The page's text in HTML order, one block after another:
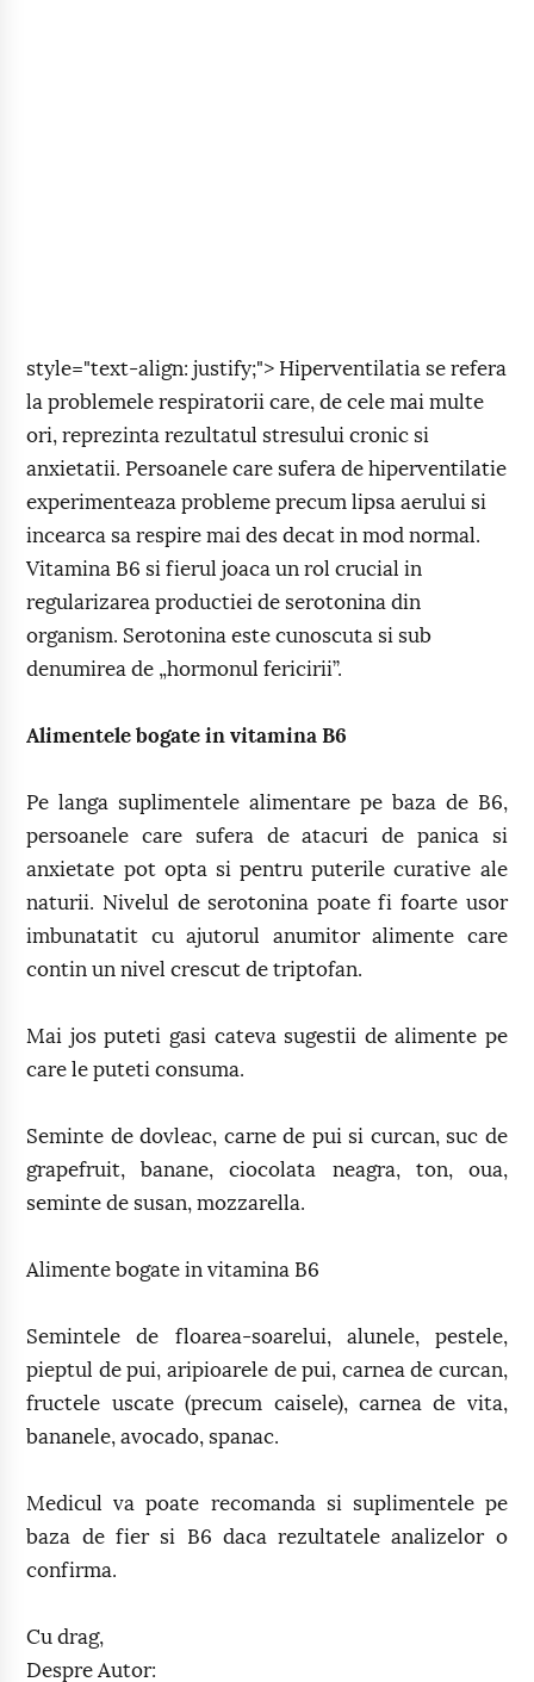
style="text-align: justify;"> Hiperventilatia se refera
la problemele respiratorii care, de cele mai multe
ori, reprezinta rezultatul stresului cronic si
anxietatii. Persoanele care sufera de hiperventilatie
experimenteaza probleme precum lipsa aerului si
incearca sa respire mai des decat in mod normal.
Vitamina B6 si fierul joaca un rol crucial in
regularizarea productiei de serotonina din
organism. Serotonina este cunoscuta si sub
denumirea de „hormonul fericirii”.
Alimentele bogate in vitamina B6
Pe langa suplimentele alimentare pe baza de B6,
persoanele care sufera de atacuri de panica si
anxietate pot opta si pentru puterile curative ale
naturii. Nivelul de serotonina poate fi foarte usor
imbunatatit cu ajutorul anumitor alimente care
contin un nivel crescut de triptofan.
Mai jos puteti gasi cateva sugestii de alimente pe
care le puteti consuma.
Seminte de dovleac, carne de pui si curcan, suc de
grapefruit, banane, ciocolata neagra, ton, oua,
seminte de susan, mozzarella.
Alimente bogate in vitamina B6
Semintele de floarea-soarelui, alunele, pestele,
pieptul de pui, aripioarele de pui, carnea de curcan,
fructele uscate (precum caisele), carnea de vita,
bananele, avocado, spanac.
Medicul va poate recomanda si suplimentele pe
baza de fier si B6 daca rezultatele analizelor o
confirma.
Cu drag,
Despre Autor: